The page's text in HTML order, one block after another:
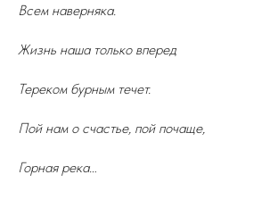
Всем наверняка.
Жизнь наша только вперед
Тереком бурным течет.
Пой нам о счастье, пой почаще,
Горная река…